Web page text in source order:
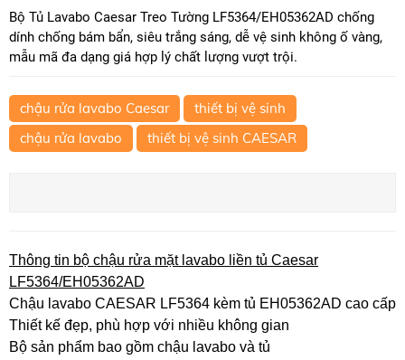
Bộ Tủ Lavabo Caesar Treo Tường LF5364/EH05362AD chống
dính chống bám bẩn, siêu trắng sáng, dễ vệ sinh không ố vàng,
mẫu mã đa dạng giá hợp lý chất lượng vượt trội.
chậu rửa lavabo Caesar
thiết bị vệ sinh
chậu rửa lavabo
thiết bị vệ sinh CAESAR
Thông tin bộ chậu rửa mặt lavabo liền tủ Caesar
LF5364/EH05362AD
Chậu lavabo CAESAR LF5364 kèm tủ EH05362AD cao cấp
Thiết kế đẹp, phù hợp với nhiều không gian
Bộ sản phẩm bao gồm chậu lavabo và tủ